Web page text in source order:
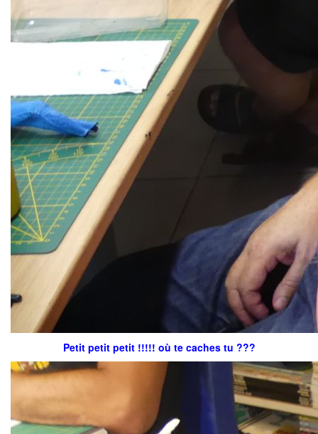
Petit petit petit !!!!! où te caches tu ???